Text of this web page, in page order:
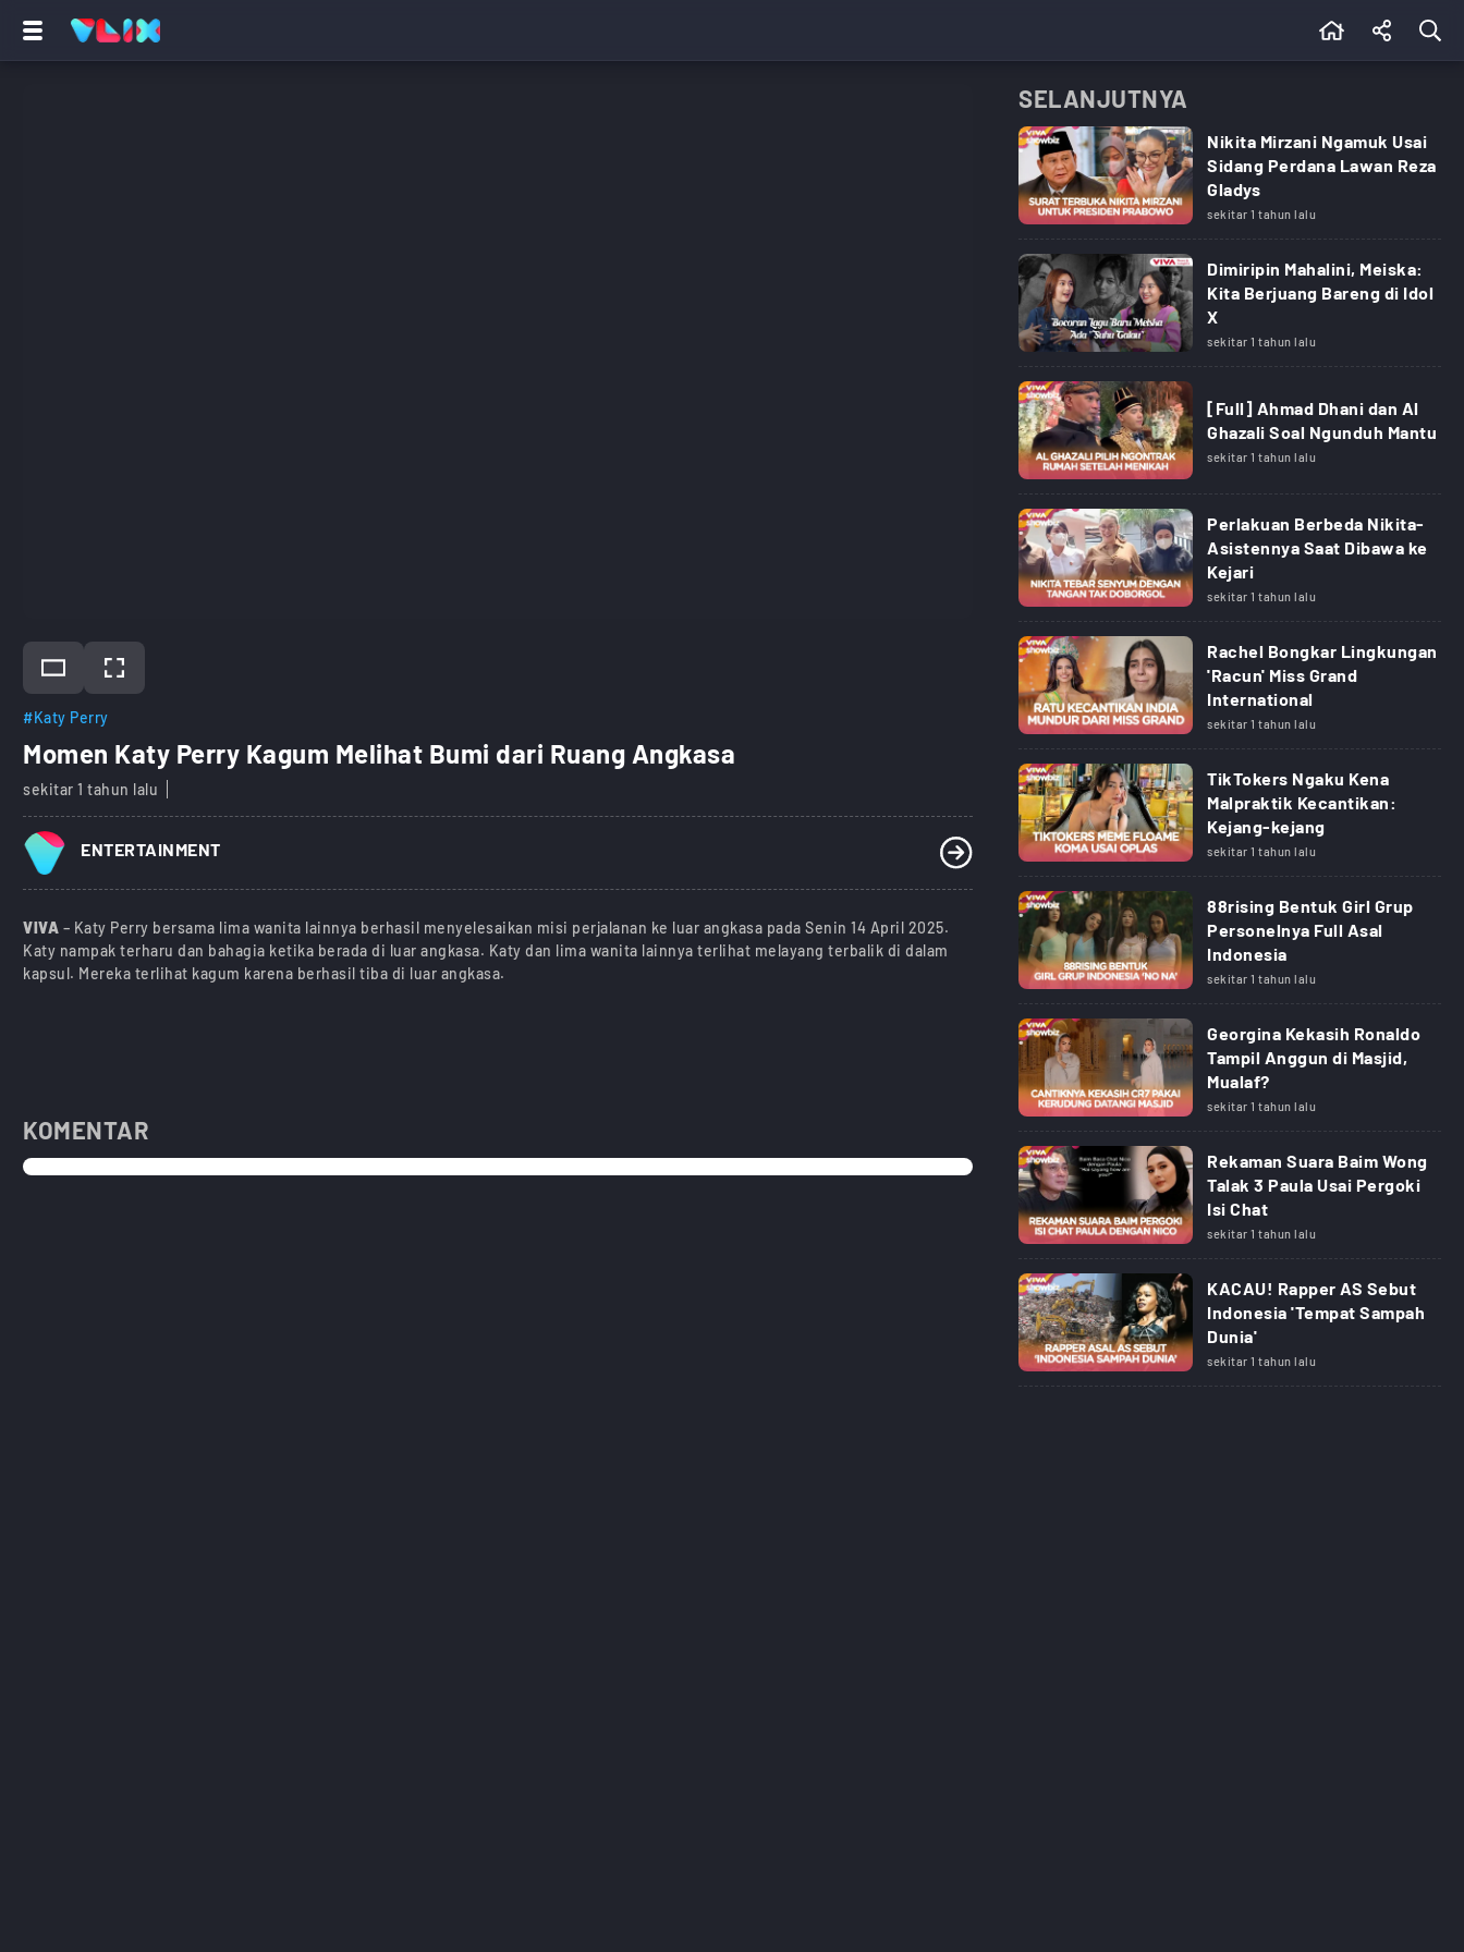
#Katy Perry
Momen Katy Perry Kagum Melihat Bumi dari Ruang Angkasa
sekitar 1 tahun lalu
ENTERTAINMENT
VIVA – Katy Perry bersama lima wanita lainnya berhasil menyelesaikan misi perjalanan ke luar angkasa pada Senin 14 April 2025.
Katy nampak terharu dan bahagia ketika berada di luar angkasa. Katy dan lima wanita lainnya terlihat melayang terbalik di dalam
kapsul. Mereka terlihat kagum karena berhasil tiba di luar angkasa.
KOMENTAR
SELANJUTNYA
Nikita Mirzani Ngamuk Usai
Sidang Perdana Lawan Reza
Gladys
sekitar 1 tahun lalu
Dimiripin Mahalini, Meiska:
Kita Berjuang Bareng di Idol
X
sekitar 1 tahun lalu
[Full] Ahmad Dhani dan Al
Ghazali Soal Ngunduh Mantu
sekitar 1 tahun lalu
Perlakuan Berbeda Nikita-
Asistennya Saat Dibawa ke
Kejari
sekitar 1 tahun lalu
Rachel Bongkar Lingkungan
'Racun' Miss Grand
International
sekitar 1 tahun lalu
TikTokers Ngaku Kena
Malpraktik Kecantikan:
Kejang-kejang
sekitar 1 tahun lalu
88rising Bentuk Girl Grup
Personelnya Full Asal
Indonesia
sekitar 1 tahun lalu
Georgina Kekasih Ronaldo
Tampil Anggun di Masjid,
Mualaf?
sekitar 1 tahun lalu
Rekaman Suara Baim Wong
Talak 3 Paula Usai Pergoki
Isi Chat
sekitar 1 tahun lalu
KACAU! Rapper AS Sebut
Indonesia 'Tempat Sampah
Dunia'
sekitar 1 tahun lalu